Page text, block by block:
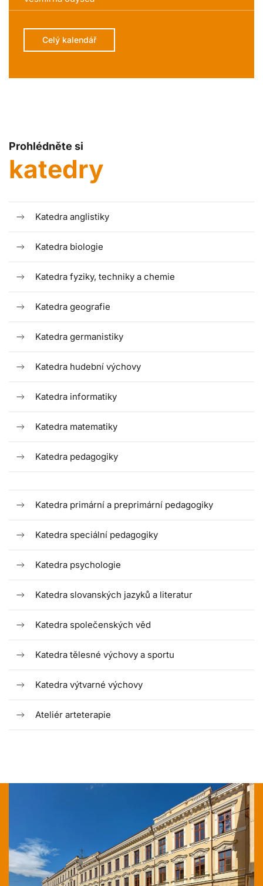
Celý kalendář
Prohlédněte si
katedry
Katedra anglistiky
Katedra biologie
Katedra fyziky, techniky a chemie
Katedra geografie
Katedra germanistiky
Katedra hudební výchovy
Katedra informatiky
Katedra matematiky
Katedra pedagogiky
Katedra primární a preprimární pedagogiky
Katedra speciální pedagogiky
Katedra psychologie
Katedra slovanských jazyků a literatur
Katedra společenských věd
Katedra tělesné výchovy a sportu
Katedra výtvarné výchovy
Ateliér arteterapie